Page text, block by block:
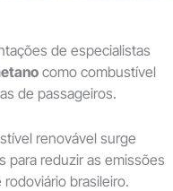
de especialistas
como combustível
de passageiros.
renovável surge
para reduzir as emissões
brasileiro.